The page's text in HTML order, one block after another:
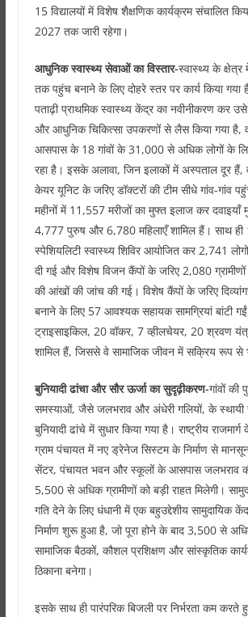
15 विद्यालयों में विशेष शैक्षणिक कार्यक्रम संचालित
2027 तक जारी रहेगा।
आधुनिक स्वास्थ्य सेवाओं का विस्तार-स्वास्थ्य के
तक पहुंच बनाने के लिए दोहरे स्तर पर कार्य किया
पताढ़ी प्राथमिक स्वास्थ्य केंद्र का नवीनीकरण कर
और आधुनिक चिकित्सा उपकरणों से लैस किया गया है,
आसपास के 18 गांवों के 31,000 से अधिक लोगों के
रहा है। इसके अलावा, जिन इलाकों में अस्पताल दूर हैं,
केयर यूनिट के जरिए डॉक्टरों की टीम सीधे गांव-गांव
महीनों में 11,557 मरीजों का मुफ्त इलाज कर दवाइयाँ
4,777 पुरुष और 6,780 महिलाएँ शामिल हैं। साथ ही
स्पेशियलिटी स्वास्थ्य शिविर आयोजित कर 2,741
दी गई और विशेष विजन कैंपों के जरिए 2,080
की आंखों की जांच की गई। विशेष कैंपों के जरिए
बनाने के लिए 57 आवश्यक सहायक सामग्रियां बांटी
ट्राइसाइकिल, 20 वॉकर, 7 व्हीलचेयर, 20 श्रवण
शामिल हैं, जिससे वे सामाजिक जीवन में सक्रिय रूप से
बुनियादी ढांचा और सौर ऊर्जा का सुदृढ़ीकरण-गांवों की
समस्याओं, जैसे जलभराव और अंधेरी गलियों, के स्थायी
बुनियादी ढांचे में सुधार किया गया है। राष्ट्रीय
ग्राम पंचायत में नए ड्रेनेज सिस्टम के निर्माण से
सेंटर, पंचायत भवन और स्कूलों के आसपास जलभराव
5,500 से अधिक ग्रामीणों को बड़ी राहत मिलेगी।
गति देने के लिए धंधानी में एक बहुउद्देशीय सामुदायिक
निर्माण शुरू हुआ है, जो पूरा होने के बाद 3,500 से
सामाजिक बैठकों, कौशल प्रशिक्षण और सांस्कृतिक
ठिकाना बनेगा।
इसके साथ ही पारंपरिक बिजली पर निर्भरता कम करते